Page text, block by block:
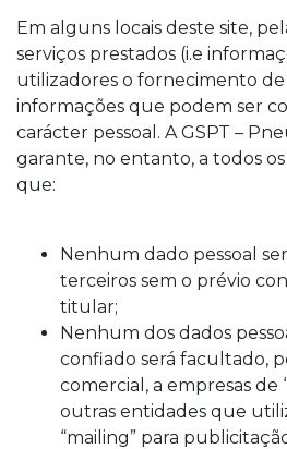
Em alguns locais deste site,
serviços prestados (i.e
utilizadores o fornecimento
informações que podem ser
carácter pessoal. A GSPT –
garante, no entanto, a todos
que:
Nenhum dado pessoal
terceiros sem o prévio
titular;
Nenhum dos dados
confiado será facultado,
comercial, a empresas
outras entidades que
“mailing” para